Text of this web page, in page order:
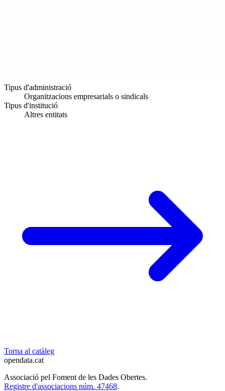
Tipus d'administració
Organitzacions empresarials o sindicals
Tipus d'institució
Altres entitats
Torna al catàleg
opendata.cat
Associació pel Foment de les Dades Obertes.
Registre d'associacions núm. 47468.